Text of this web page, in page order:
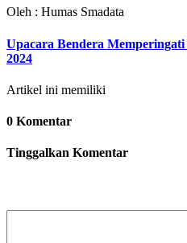
Oleh : Humas Smadata
Upacara Bendera
2024
Artikel ini memiliki
0 Komentar
Tinggalkan Komentar